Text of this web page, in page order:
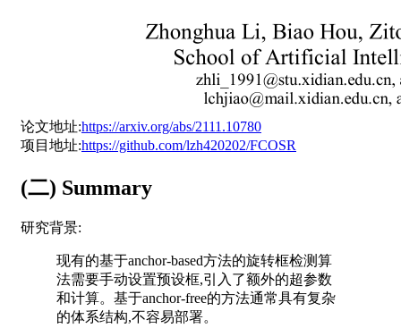
论文地址:https://arxiv.org/abs/2111.10780
项目地址:https://github.com/lzh420202/FCOSR
(二) Summary
研究背景:
现有的基于anchor-based方法的旋转框检测算
法需要手动设置预设框,引入了额外的超参数
和计算。基于anchor-free的方法通常具有复杂
的体系结构,不容易部署。